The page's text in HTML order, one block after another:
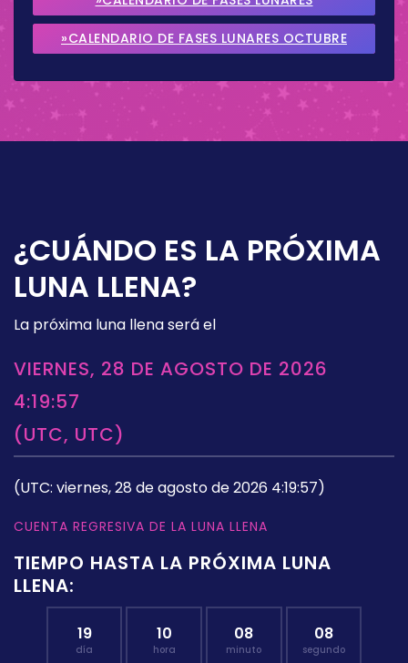
SEPTIEMBRE 2026
»CALENDARIO DE FASES LUNARES OCTUBRE
¿CUÁNDO ES LA PRÓXIMA
LUNA LLENA?
La próxima luna llena será el
VIERNES, 28 DE AGOSTO DE 2026
4:19:57
(UTC, UTC)
(UTC: viernes, 28 de agosto de 2026 4:19:57)
CUENTA REGRESIVA DE LA LUNA LLENA
TIEMPO HASTA LA PRÓXIMA LUNA
LLENA:
19
día
10
hora
08
minuto
08
segundo